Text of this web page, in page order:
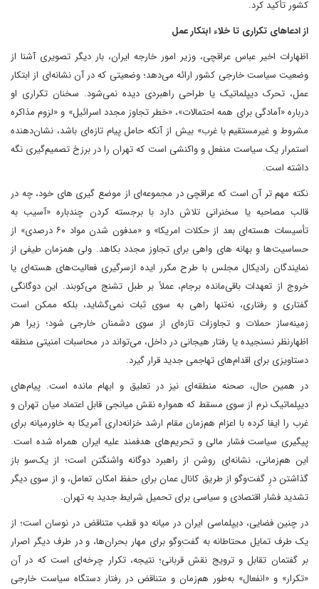
کشور تأکید کرد.
از ادعاهای تکراری تا خلاء ابتکار عمل
اظهارات اخیر عباس عراقچی، وزیر امور خارجه ایران، بار دیگر تصویری آشنا از
وضعیت سیاست خارجی کشور ارائه می‌دهد؛ وضعیتی که در آن نشانه‌ای از ابتکار
عمل، تحرک دیپلماتیک یا طراحی راهبردی دیده نمی‌شود. سخنان تکراری او
درباره «آمادگی برای همه احتمالات»، «خطر تجاوز مجدد اسرائیل» و «لزوم مذاکره
مشروط و غیرمستقیم با غرب» بیش از آنکه حامل پیام تازه‌ای باشد، نشان‌دهنده
استمرار یک سیاست منفعل و واکنشی است که تهران را در برزخ تصمیم‌گیری نگه
داشته است.
نکته مهم‌ تر آن است که عراقچی در مجموعه‌ای از موضع گیری های خود، چه در
قالب مصاحبه یا سخنرانی تلاش دارد با برجسته کردن چندباره «آسیب به
تأسیسات هسته‌ای بعد از حکلات امریکا» و «مدفون شدن مواد ۶۰ درصدی» از
حساسیت‌ها و بهانه های واهی برای تجاوز مجدد بکاهد. ولی همزمان طیفی از
نمایندگان رادیکال مجلس با طرح مکرر ایده ازسرگیری فعالیت‌های هسته‌ای یا
خروج از تعهدات باقی‌مانده برجام، عملاً بر طبل تشنج می‌کوبند. این دوگانگی
گفتاری و رفتاری، نه‌تنها راهی به سوی ثبات نمی‌گشاید، بلکه ممکن است
زمینه‌ساز حملات و تجاوزات تازه‌ای از سوی دشمنان خارجی شود؛ زیرا هر
اظهارنظر نسنجیده یا رفتار هیجانی در داخل، می‌تواند در محاسبات امنیتی منطقه
دستاویزی برای اقدام‌های تهاجمی جدید قرار گیرد.
در همین حال، صحنه منطقه‌ای نیز در تعلیق و ابهام مانده است. پیام‌های
دیپلماتیک نرم از سوی مسقط که همواره نقش میانجی قابل اعتماد میان تهران و
غرب را ایفا کرده با اعزام هم‌زمان مقام ارشد خزانه‌داری آمریکا به خاورمیانه برای
پیگیری سیاست فشار مالی و تحریم‌های هدفمند علیه ایران همراه شده است.
این هم‌زمانی، نشانه‌ای روشن از راهبرد دوگانه واشنگتن است؛ از یک‌سو باز
گذاشتن درِ گفت‌وگو از طریق کانال عمان برای حفظ امکان تعامل، و از سوی دیگر
تشدید فشار اقتصادی و سیاسی برای تحمیل شرایط جدید به تهران.
در چنین فضایی، دیپلماسی ایران در میانه دو قطب متناقض در نوسان است؛ از
یک طرف تمایل محتاطانه به گفت‌وگو برای مهار بحران‌ها، و در طرف دیگر اصرار
بر گفتمان تقابل و ترویج نقش قربانی؛ نتیجه، تکرار چرخه‌ای است که در آن
«تکرار» و «انفعال» به‌طور هم‌زمان و متناقض در رفتار دستگاه سیاست خارجی